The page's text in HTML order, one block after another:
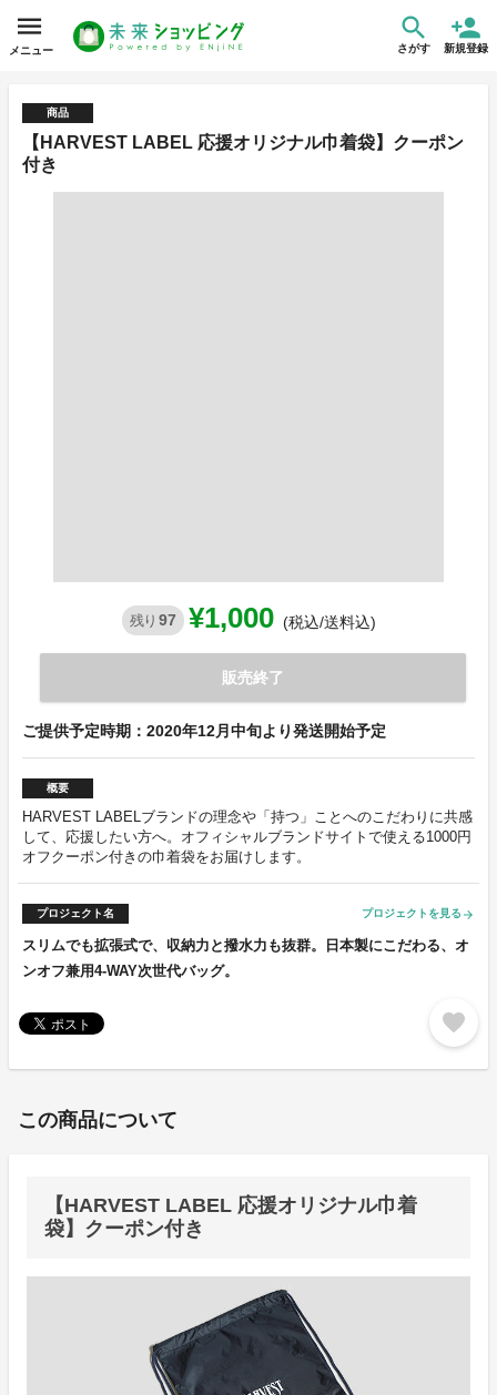
メニュー さがす 新規登録
商品
【HARVEST LABEL 応援オリジナル巾着袋】クーポン
付き
残り 97 ¥1,000 (税込/送料込)
販売終了
ご提供予定時期：2020年12月中旬より発送開始予定
概要
HARVEST LABELブランドの理念や「持つ」ことへのこだわりに共感
して、応援したい方へ。オフィシャルブランドサイトで使える1000円
オフクーポン付きの巾着袋をお届けします。
プロジェクト名 プロジェクトを見る arrow_forward
スリムでも拡張式で、収納力と撥水力も抜群。日本製にこだわる、オ
ンオフ兼用4-WAY次世代バッグ。
favorite
この商品について
【HARVEST LABEL 応援オリジナル巾着
袋】クーポン付き